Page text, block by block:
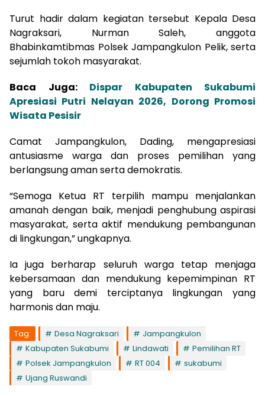
Turut hadir dalam kegiatan tersebut Kepala Desa
Nagraksari, Nurman Saleh, anggota
Bhabinkamtibmas Polsek Jampangkulon Pelik, serta
sejumlah tokoh masyarakat.
Baca Juga: Dispar Kabupaten Sukabumi
Apresiasi Putri Nelayan 2026, Dorong Promosi
Wisata Pesisir
Camat Jampangkulon, Dading, mengapresiasi
antusiasme warga dan proses pemilihan yang
berlangsung aman serta demokratis.
“Semoga Ketua RT terpilih mampu menjalankan
amanah dengan baik, menjadi penghubung aspirasi
masyarakat, serta aktif mendukung pembangunan
di lingkungan,” ungkapnya.
Ia juga berharap seluruh warga tetap menjaga
kebersamaan dan mendukung kepemimpinan RT
yang baru demi terciptanya lingkungan yang
harmonis dan maju.
Tag: Desa Nagraksari
Jampangkulon
Kabupaten Sukabumi
Lindawati
Pemilihan RT
Polsek Jampangkulon
RT 004
sukabumi
Ujang Ruswandi